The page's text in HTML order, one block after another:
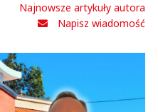
Najnowsze artykuły autora
Napisz wiadomość